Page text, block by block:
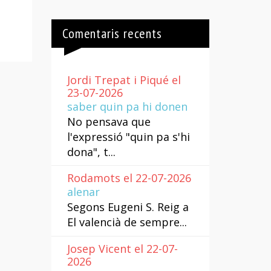
Comentaris recents
Jordi Trepat i Piqué el
23-07-2026
saber quin pa hi donen
No pensava que
l'expressió "quin pa s'hi
dona", t...
Rodamots el 22-07-2026
alenar
Segons Eugeni S. Reig a
El valencià de sempre...
Josep Vicent el 22-07-
2026